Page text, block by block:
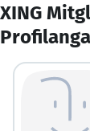
XING